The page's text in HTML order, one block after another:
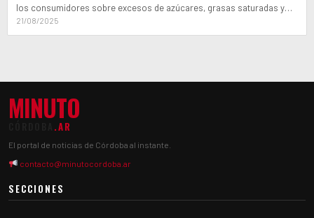
los consumidores sobre excesos de azúcares, grasas saturadas y
sodio en productos alimenticios,…
21/08/2025
MINUTO
.AR
El portal de noticias de Córdoba al instante.
contacto@minutocordoba.ar
SECCIONES